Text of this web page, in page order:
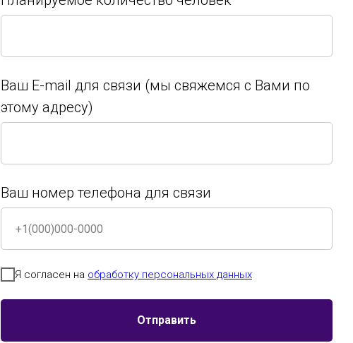
Ваш E-mail для связи (мы свяжемся с Вами по
Ваш номер телефона для связи
обработку персональных данных
Категория
13-15 лет
народов мира
Ваш E-mail для связи (мы свяжемся с Вами по
этому адресу)
Ваш номер телефона для связи
Я согласен на обработку персональных данных
Отправить